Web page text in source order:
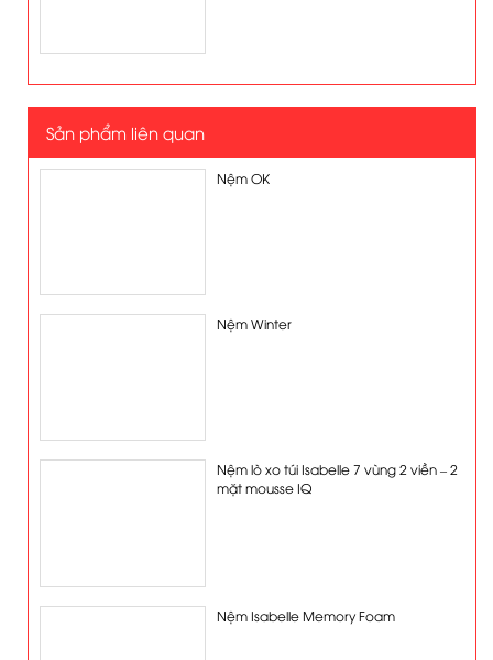
Sản phẩm liên quan
Nệm OK
Nệm Winter
Nệm lò xo túi Isabelle 7 vùng 2 viền – 2
mặt mousse IQ
Nệm Isabelle Memory Foam